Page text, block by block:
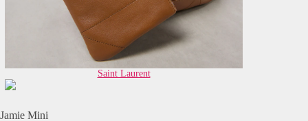
Saint Laurent
Jamie Mini